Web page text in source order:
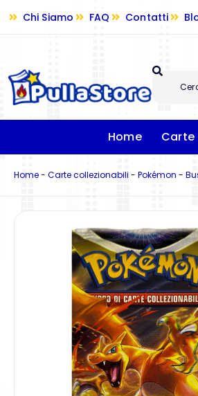
Chi Siamo FAQ Contatti
Home Carte
Home- Carte collezionabili - Pokémon -